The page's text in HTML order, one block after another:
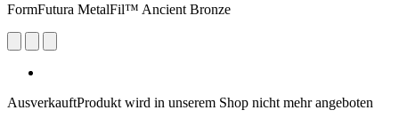
FormFutura MetalFil™ Ancient Bronze
AusverkauftProdukt wird in unserem Shop nicht mehr angeboten